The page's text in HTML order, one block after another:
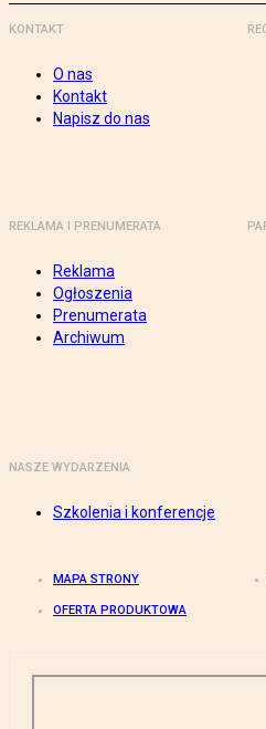
KONTAKT
O nas
Kontakt
Napisz do nas
REKLAMA I PRENUMERATA
Reklama
Ogłoszenia
Prenumerata
Archiwum
NASZE WYDARZENIA
Szkolenia i konferencje
MAPA STRONY
OFERTA PRODUKTOWA